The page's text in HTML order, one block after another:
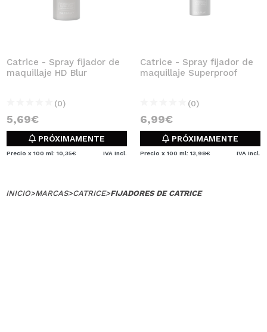
Catrice - Spray fijador de
maquillaje HD Blur
(0)
5,69€
PRÓXIMAMENTE
Precio x 100 ml: 10,35€ IVA Incl.
Catrice - Spray fijador de
maquillaje Superproof
(0)
6,99€
PRÓXIMAMENTE
Precio x 100 ml: 13,98€ IVA Incl.
INICIO>MARCAS>CATRICE>FIJADORES DE CATRICE